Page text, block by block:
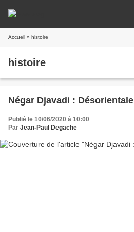
Accueil » histoire
histoire
Négar Djavadi : Désorientale
Publié le 10/06/2020 à 10:00
Par Jean-Paul Degache